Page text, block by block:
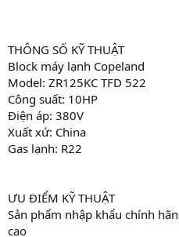
THÔNG SỐ KỸ THUẬT
Block máy lạnh Copeland
Model: ZR125KC TFD 522
Công suất: 10HP
Điện áp: 380V
Xuất xứ: China
Gas lạnh: R22
ƯU ĐIỂM KỸ THUẬT
Sản phẩm nhập khẩu chính
cao